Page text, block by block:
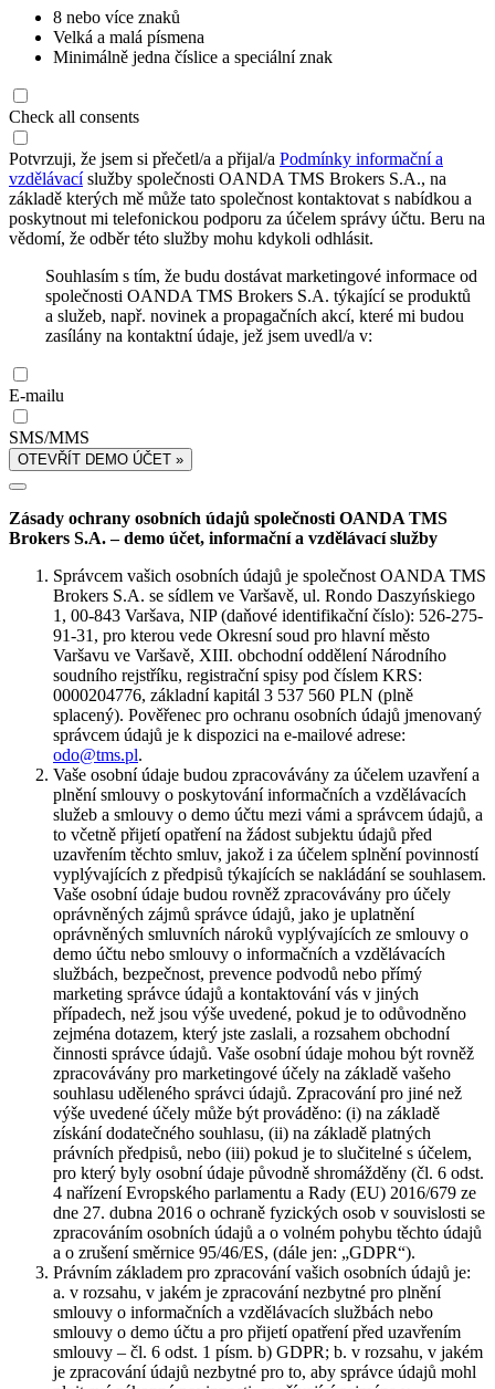
8 nebo více znaků
Velká a malá písmena
Minimálně jedna číslice a speciální znak
Check all consents
Potvrzuji, že jsem si přečetl/a a přijal/a Podmínky informační a
vzdělávacíslužby společnosti OANDA TMS Brokers S.A., na
základě kterých mě může tato společnost kontaktovat s nabídkou a
poskytnout mi telefonickou podporu za účelem správy účtu. Beru na
vědomí, že odběr této služby mohu kdykoli odhlásit.
Souhlasím s tím, že budu dostávat marketingové informace od
společnosti OANDA TMS Brokers S.A. týkající se produktů
a služeb, např. novinek a propagačních akcí, které mi budou
zasílány na kontaktní údaje, jež jsem uvedl/a v:
E-mailu
SMS/MMS
OTEVŘÍT DEMO ÚČET »
Zásady ochrany osobních údajů společnosti OANDA TMS
Brokers S.A. – demo účet, informační a vzdělávací služby
Správcem vašich osobních údajů je společnost OANDA TMS
Brokers S.A. se sídlem ve Varšavě, ul. Rondo Daszyńskiego
1, 00-843 Varšava, NIP (daňové identifikační číslo): 526-275-
91-31, pro kterou vede Okresní soud pro hlavní město
Varšavu ve Varšavě, XIII. obchodní oddělení Národního
soudního rejstříku, registrační spisy pod číslem KRS:
0000204776, základní kapitál 3 537 560 PLN (plně
splacený). Pověřenec pro ochranu osobních údajů jmenovaný
správcem údajů je k dispozici na e-mailové adrese:
odo@tms.pl.
Vaše osobní údaje budou zpracovávány za účelem uzavření a
plnění smlouvy o poskytování informačních a vzdělávacích
služeb a smlouvy o demo účtu mezi vámi a správcem údajů, a
to včetně přijetí opatření na žádost subjektu údajů před
uzavřením těchto smluv, jakož i za účelem splnění povinností
vyplývajících z předpisů týkajících se nakládání se souhlasem.
Vaše osobní údaje budou rovněž zpracovávány pro účely
oprávněných zájmů správce údajů, jako je uplatnění
oprávněných smluvních nároků vyplývajících ze smlouvy o
demo účtu nebo smlouvy o informačních a vzdělávacích
službách, bezpečnost, prevence podvodů nebo přímý
marketing správce údajů a kontaktování vás v jiných
případech, než jsou výše uvedené, pokud je to odůvodněno
zejména dotazem, který jste zaslali, a rozsahem obchodní
činnosti správce údajů. Vaše osobní údaje mohou být rovněž
zpracovávány pro marketingové účely na základě vašeho
souhlasu uděleného správci údajů. Zpracování pro jiné než
výše uvedené účely může být prováděno: (i) na základě
získání dodatečného souhlasu, (ii) na základě platných
právních předpisů, nebo (iii) pokud je to slučitelné s účelem,
pro který byly osobní údaje původně shromážděny (čl. 6 odst.
4 nařízení Evropského parlamentu a Rady (EU) 2016/679 ze
dne 27. dubna 2016 o ochraně fyzických osob v souvislosti se
zpracováním osobních údajů a o volném pohybu těchto údajů
a o zrušení směrnice 95/46/ES, (dále jen: „GDPR“).
Právním základem pro zpracování vašich osobních údajů je:
a. v rozsahu, v jakém je zpracování nezbytné pro plnění
smlouvy o informačních a vzdělávacích službách nebo
smlouvy o demo účtu a pro přijetí opatření před uzavřením
smlouvy – čl. 6 odst. 1 písm. b) GDPR; b. v rozsahu, v jakém
je zpracování údajů nezbytné pro to, aby správce údajů mohl